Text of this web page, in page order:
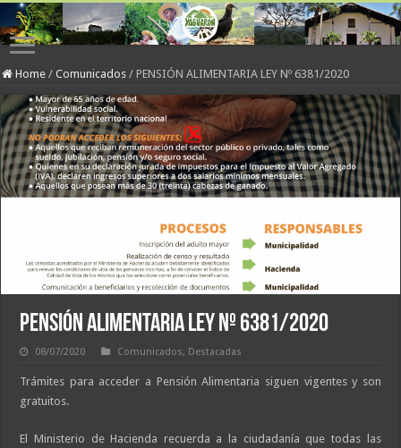
Home / Comunicados / PENSIÓN ALIMENTARIA LEY Nº 6381/2020
PENSIÓN ALIMENTARIA LEY Nº 6381/2020
08/07/2020 Comunicados, Destacadas
Trámites para acceder a Pensión Alimentaria siguen vigentes y son
gratuitos.
El Ministerio de Hacienda recuerda a la ciudadanía que todas las